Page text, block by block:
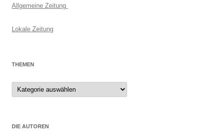
Allgemeine Zeitung
Lokale Zeitung
THEMEN
Themen
DIE AUTOREN